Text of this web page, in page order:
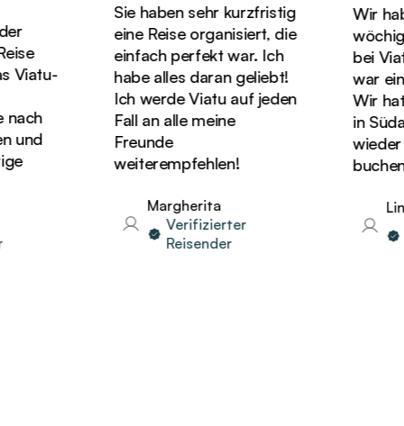
Sie haben sehr kurzfristig
eine Reise organisiert, die
einfach perfekt war. Ich
habe alles daran geliebt!
Ich werde Viatu auf jeden
Fall an alle meine
Freunde
weiterempfehlen!
Margherita
Verifizierter
Reisender
Wir
bei
war
Wir
in
wieder
buchen!